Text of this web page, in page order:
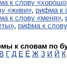
к слову
«живи», рифма к
к слову «меня»,
, рифма к
к словам по
В Г Д Е Ё Ж З И Й К